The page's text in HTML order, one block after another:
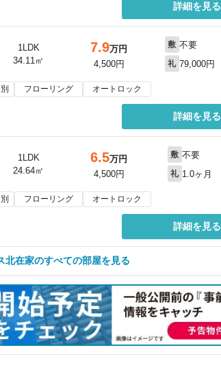
詳細を見る
1LDK
34.11㎡
7.9万円
4,500円
敷 不要
礼 79,000円
フローリング オートロック
詳細を見る
1LDK
24.64㎡
6.5万円
4,500円
敷 不要
礼 1.0ヶ月
フローリング オートロック
詳細を見る
北在家のすべての部屋を見る